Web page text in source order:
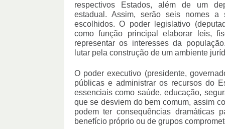
respectivos Estados, além de um
estadual. Assim, serão seis nomes a
escolhidos. O poder legislativo
como função principal elaborar leis,
representar os interesses da
lutar pela construção de um ambiente
O poder executivo (presidente,
públicas e administrar os recursos do
essenciais como saúde, educação,
que se desviem do bem comum, assim
podem ter consequências
benefício próprio ou de grupos